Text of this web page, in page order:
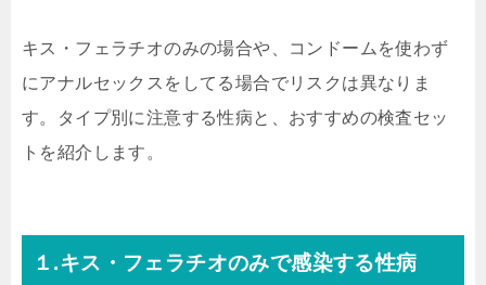
キス・フェラチオのみの場合や、コンドームを使わず
にアナルセックスをしてる場合でリスクは異なりま
す。タイプ別に注意する性病と、おすすめの検査セッ
トを紹介します。
１.キス・フェラチオのみで感染する性病